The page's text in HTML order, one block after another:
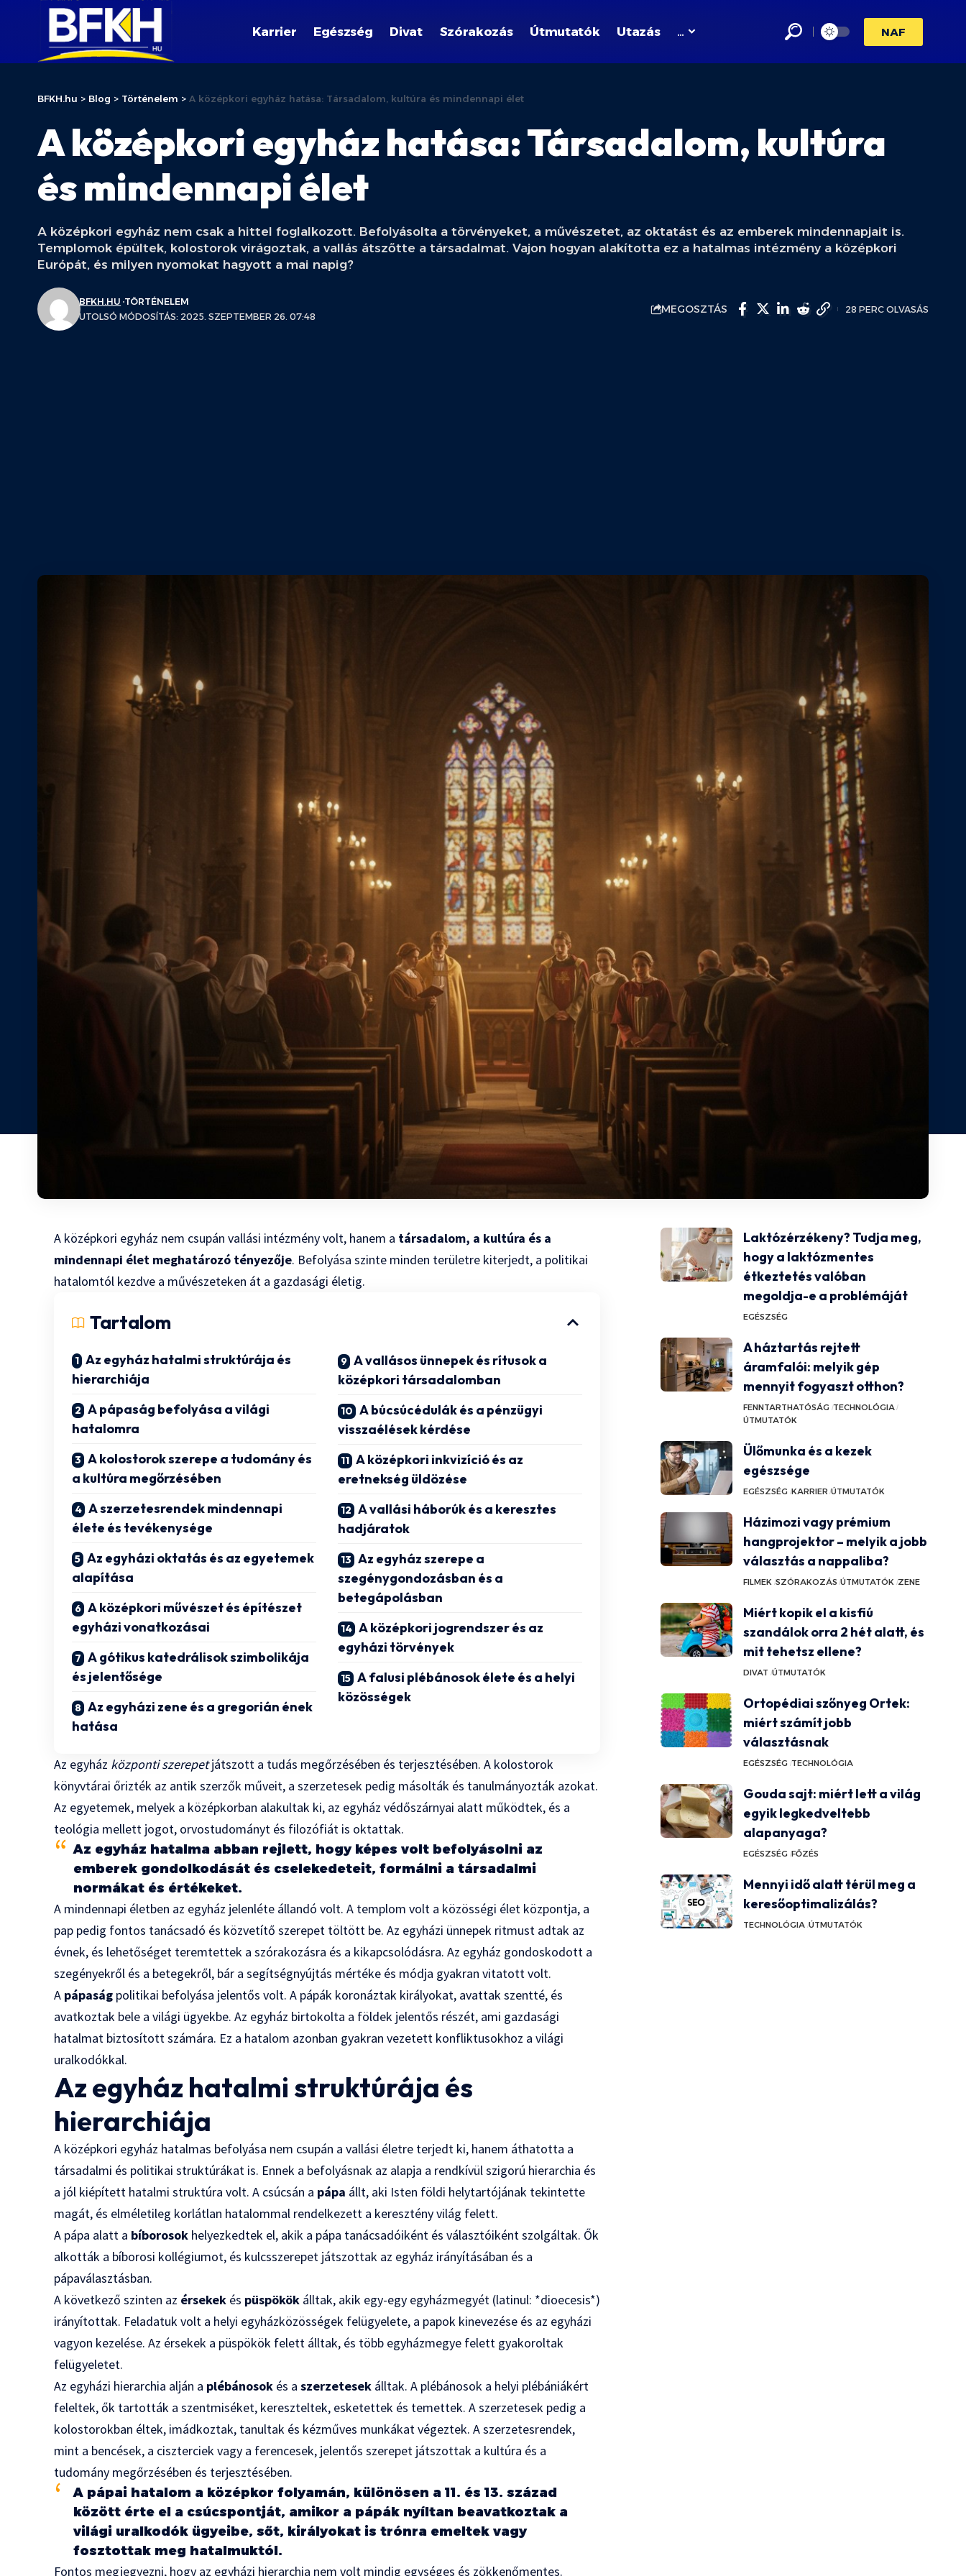
Karrier Egészség Divat Szórakozás Útmutatók Utazás … NAF
BFKH.hu > Blog > Történelem > A középkori egyház hatása: Társadalom, kultúra és mindennapi élet
A középkori egyház hatása: Társadalom, kultúra
és mindennapi élet
A középkori egyház nem csak a hittel foglalkozott. Befolyásolta a törvényeket, a művészetet, az oktatást és az emberek mindennapjait is.
Templomok épültek, kolostorok virágoztak, a vallás átszőtte a társadalmat. Vajon hogyan alakította ez a hatalmas intézmény a középkori
Európát, és milyen nyomokat hagyott a mai napig?
UTOLSÓ MÓDOSÍTÁS: 2025. SZEPTEMBER 26. 07:48
BFKH.HU TÖRTÉNELEM
MEGOSZTÁS 28 PERC OLVASÁS
A középkori egyház nem csupán vallási intézmény volt, hanem a társadalom, a kultúra és a
mindennapi élet meghatározó tényezője. Befolyása szinte minden területre kiterjedt, a politikai
hatalomtól kezdve a művészeteken át a gazdasági életig.
Tartalom
Az egyház hatalmi struktúrája és
hierarchiája
A pápaság befolyása a világi
hatalomra
A kolostorok szerepe a tudomány és
a kultúra megőrzésében
A szerzetesrendek mindennapi
élete és tevékenysége
Az egyházi oktatás és az egyetemek
alapítása
A középkori művészet és építészet
egyházi vonatkozásai
A gótikus katedrálisok szimbolikája
és jelentősége
Az egyházi zene és a gregorián ének
hatása
A vallásos ünnepek és rítusok a
középkori társadalomban
A búcsúcédulák és a pénzügyi
visszaélések kérdése
A középkori inkvizíció és az
eretnekség üldözése
A vallási háborúk és a keresztes
hadjáratok
Az egyház szerepe a
szegénygondozásban és a
betegápolásban
A középkori jogrendszer és az
egyházi törvények
A falusi plébánosok élete és a helyi
közösségek
Az egyház központi szerepetjátszott a tudás megőrzésében és terjesztésében. A kolostorok
könyvtárai őrizték az antik szerzők műveit, a szerzetesek pedig másolták és tanulmányozták azokat.
Az egyetemek, melyek a középkorban alakultak ki, az egyház védőszárnyai alatt működtek, és a
teológia mellett jogot, orvostudományt és filozófiát is oktattak.
Az egyház hatalma abban rejlett, hogy képes volt befolyásolni az
emberek gondolkodását és cselekedeteit, formálni a társadalmi
normákat és értékeket.
A mindennapi életben az egyház jelenléte állandó volt. A templom volt a közösségi élet központja, a
pap pedig fontos tanácsadó és közvetítő szerepet töltött be. Az egyházi ünnepek ritmust adtak az
évnek, és lehetőséget teremtettek a szórakozásra és a kikapcsolódásra. Az egyház gondoskodott a
szegényekről és a betegekről, bár a segítségnyújtás mértéke és módja gyakran vitatott volt.
A pápaság politikai befolyása jelentős volt. A pápák koronáztak királyokat, avattak szentté, és
avatkoztak bele a világi ügyekbe. Az egyház birtokolta a földek jelentős részét, ami gazdasági
hatalmat biztosított számára. Ez a hatalom azonban gyakran vezetett konfliktusokhoz a világi
uralkodókkal.
Az egyház hatalmi struktúrája és
hierarchiája
A középkori egyház hatalmas befolyása nem csupán a vallási életre terjedt ki, hanem áthatotta a
társadalmi és politikai struktúrákat is. Ennek a befolyásnak az alapja a rendkívül szigorú hierarchia és
a jól kiépített hatalmi struktúra volt. A csúcsán a pápa állt, aki Isten földi helytartójának tekintette
magát, és elméletileg korlátlan hatalommal rendelkezett a keresztény világ felett.
A pápa alatt a bíborosok helyezkedtek el, akik a pápa tanácsadóiként és választóiként szolgáltak. Ők
alkották a bíborosi kollégiumot, és kulcsszerepet játszottak az egyház irányításában és a
pápaválasztásban.
A következő szinten az érsekek és püspökök álltak, akik egy-egy egyházmegyét (latinul: *dioecesis*)
irányítottak. Feladatuk volt a helyi egyházközösségek felügyelete, a papok kinevezése és az egyházi
vagyon kezelése. Az érsekek a püspökök felett álltak, és több egyházmegye felett gyakoroltak
felügyeletet.
Az egyházi hierarchia alján a plébánosok és aszerzetesek álltak. A plébánosok a helyi plébániákért
feleltek, ők tartották a szentmiséket, kereszteltek, esketettek és temettek. A szerzetesek pedig a
kolostorokban éltek, imádkoztak, tanultak és kézműves munkákat végeztek. A szerzetesrendek,
mint a bencések, a ciszterciek vagy a ferencesek, jelentős szerepet játszottak a kultúra és a
tudomány megőrzésében és terjesztésében.
A pápai hatalom a középkor folyamán, különösen a 11. és 13. század
között érte el a csúcspontját, amikor a pápák nyíltan beavatkoztak a
világi uralkodók ügyeibe, sőt, királyokat is trónra emeltek vagy
fosztottak meg hatalmuktól.
Fontos megjegyezni, hogy az egyházi hierarchia nem volt mindig egységes és zökkenőmentes.
Laktózérzékeny? Tudja meg,
hogy a laktózmentes
étkeztetés valóban
megoldja-e a problémáját
EGÉSZSÉG
A háztartás rejtett
áramfalói: melyik gép
mennyit fogyaszt otthon?
FENNTARTHATÓSÁG TECHNOLÓGIA
ÚTMUTATÓK
Ülőmunka és a kezek
egészsége
EGÉSZSÉG KARRIER ÚTMUTATÓK
Házimozi vagy prémium
hangprojektor – melyik a jobb
választás a nappaliba?
FILMEK SZÓRAKOZÁS ÚTMUTATÓK ZENE
Miért kopik el a kisfiú
szandálok orra 2 hét alatt, és
mit tehetsz ellene?
DIVAT ÚTMUTATÓK
Ortopédiai szőnyeg Ortek:
miért számít jobb
választásnak
EGÉSZSÉG TECHNOLÓGIA
Gouda sajt: miért lett a világ
egyik legkedveltebb
alapanyaga?
EGÉSZSÉG FŐZÉS
Mennyi idő alatt térül meg a
keresőoptimalizálás?
TECHNOLÓGIA ÚTMUTATÓK